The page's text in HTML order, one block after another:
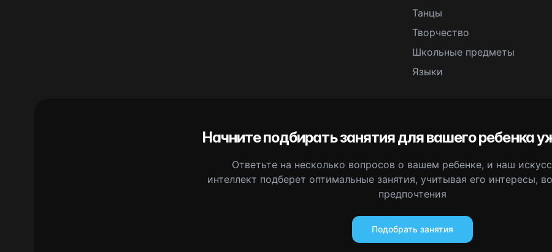
Танцы
Творчество
Школьные предметы
Языки
Начните подбирать занятия для вашего ребенка
Ответьте на несколько вопросов о вашем ребенке, и наш
интеллект подберет оптимальные занятия, учитывая его интересы,
предпочтения
Подобрать занятия